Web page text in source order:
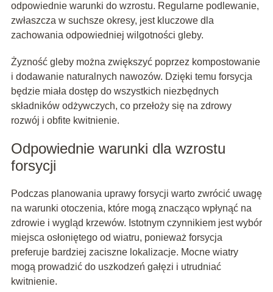
odpowiednie warunki do wzrostu. Regularne podlewanie,
zwłaszcza w suchsze okresy, jest kluczowe dla
zachowania odpowiedniej wilgotności gleby.
Żyzność gleby można zwiększyć poprzez kompostowanie
i dodawanie naturalnych nawozów. Dzięki temu forsycja
będzie miała dostęp do wszystkich niezbędnych
składników odżywczych, co przełoży się na zdrowy
rozwój i obfite kwitnienie.
Odpowiednie warunki dla wzrostu
forsycji
Podczas planowania uprawy forsycji warto zwrócić uwagę
na warunki otoczenia, które mogą znacząco wpłynąć na
zdrowie i wygląd krzewów. Istotnym czynnikiem jest wybór
miejsca osłoniętego od wiatru, ponieważ forsycja
preferuje bardziej zaciszne lokalizacje. Mocne wiatry
mogą prowadzić do uszkodzeń gałęzi i utrudniać
kwitnienie.